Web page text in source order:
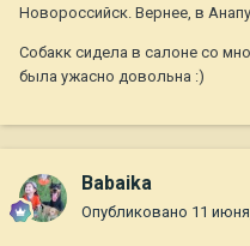
Новороссийск. Вернее, в
Собакк сидела в салоне со
была ужасно довольна :)
Babaika
Опубликовано 11